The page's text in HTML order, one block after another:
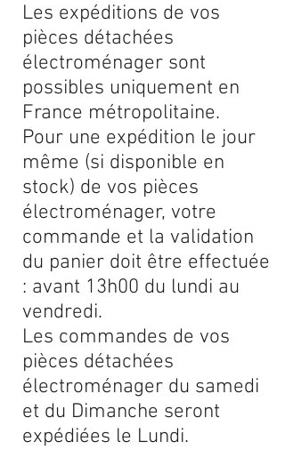
Les expéditions de vos
pièces détachées
électroménager sont
possibles uniquement en
France métropolitaine.
Pour une expédition le jour
même (si disponible en
stock) de vos pièces
électroménager, votre
commande et la validation
du panier doit être effectuée
: avant 13h00 du lundi au
vendredi.
Les commandes de vos
pièces détachées
électroménager du samedi
et du Dimanche seront
expédiées le Lundi.